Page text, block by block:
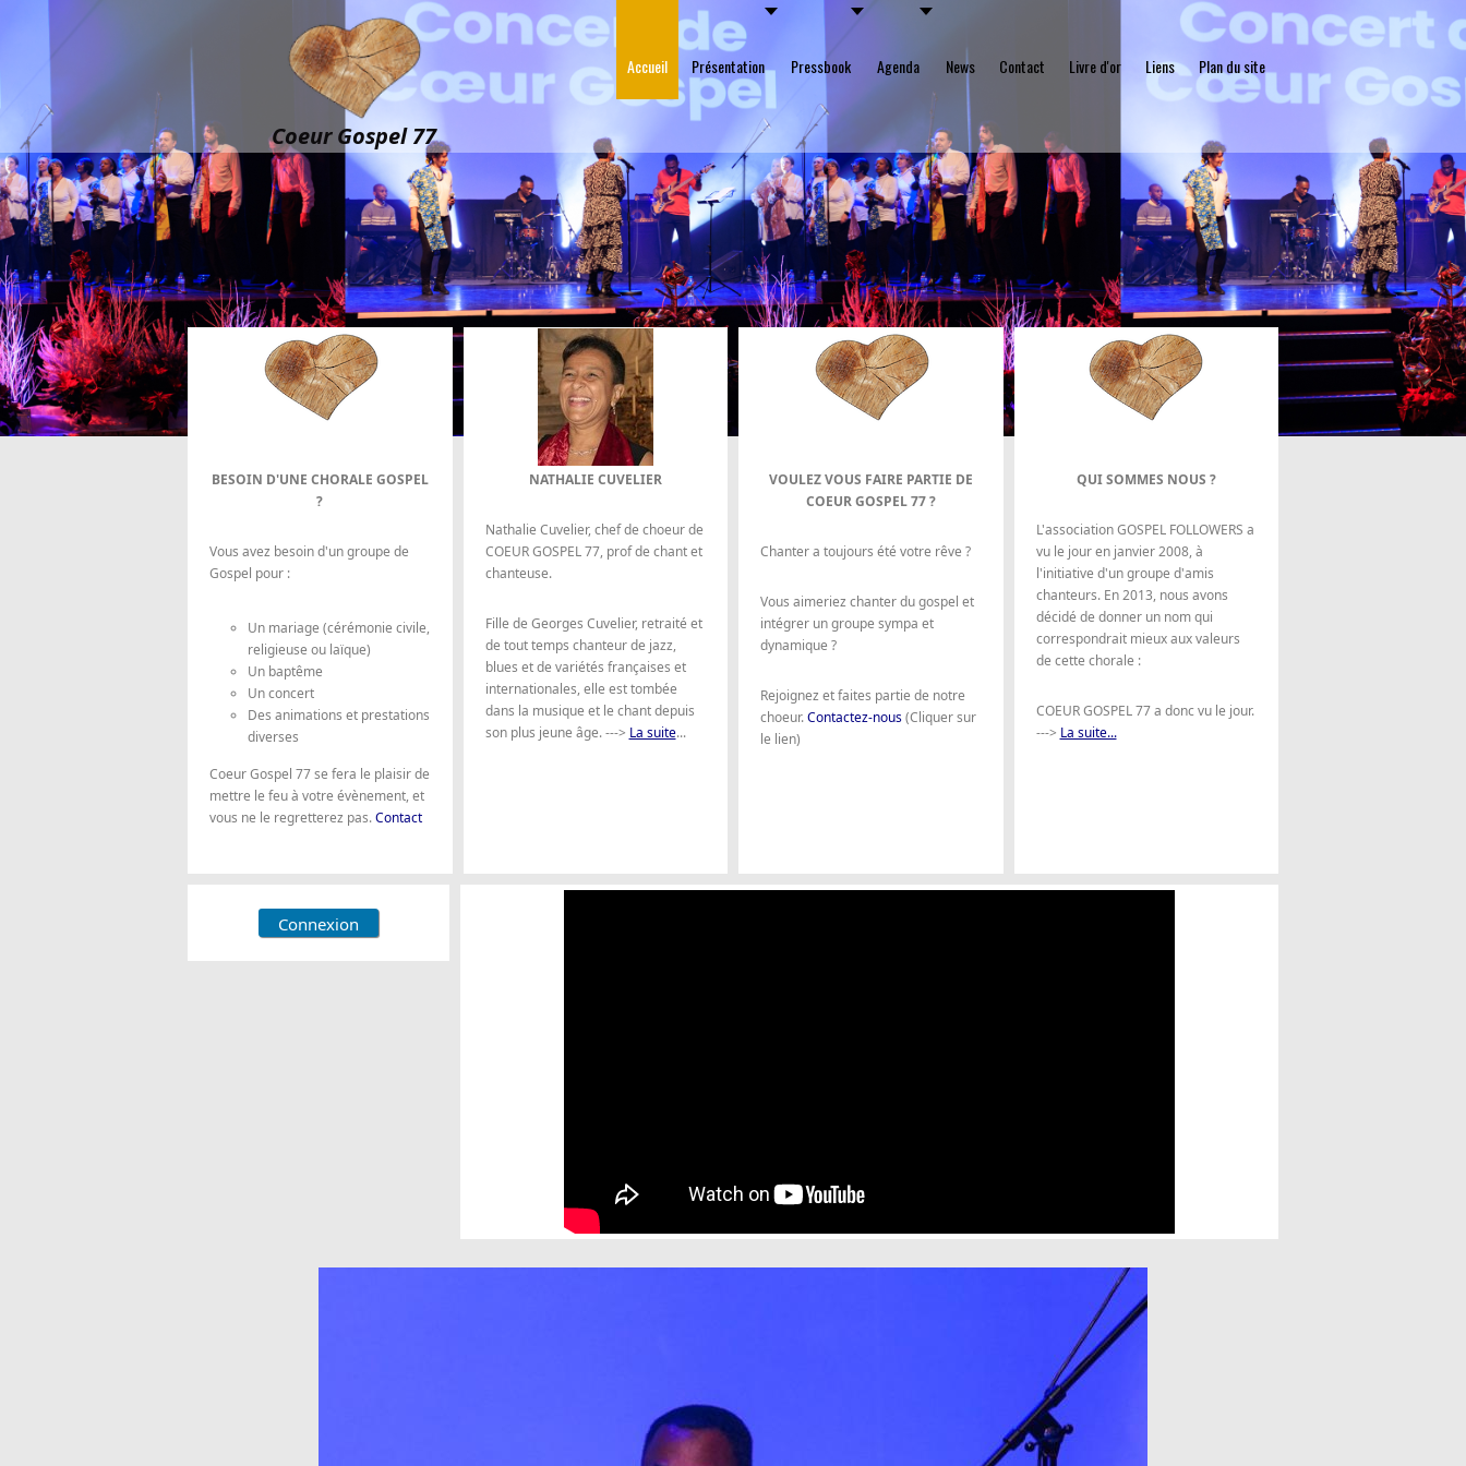
Coeur Gospel 77
Accueil Présentation Pressbook Agenda News Contact Livre d'or Liens Plan du site
BESOIN D'UNE CHORALE GOSPEL
?
Vous avez besoin d'un groupe de
Gospel pour :
Un mariage (cérémonie civile,
religieuse ou laïque)
Un baptême
Un concert
Des animations et prestations
diverses
Coeur Gospel 77 se fera le plaisir de
mettre le feu à votre évènement, et
vous ne le regretterez pas.Contact
NATHALIE CUVELIER
Nathalie Cuvelier, chef de choeur de
COEUR GOSPEL 77, prof de chant et
chanteuse.
Fille de Georges Cuvelier, retraité et
de tout temps chanteur de jazz,
blues et de variétés françaises et
internationales, elle est tombée
dans la musique et le chant depuis
son plus jeune âge. ---> La suite...
VOULEZ VOUS FAIRE PARTIE DE
COEUR GOSPEL 77 ?
Chanter a toujours été votre rêve ?
Vous aimeriez chanter du gospel et
intégrer un groupe sympa et
dynamique ?
Rejoignez et faites partie de notre
choeur.Contactez-nous(Cliquer sur
le lien)
QUI SOMMES NOUS ?
L'association GOSPEL FOLLOWERS a
vu le jour en janvier 2008, à
l'initiative d'un groupe d'amis
chanteurs. En 2013, nous avons
décidé de donner un nom qui
correspondrait mieux aux valeurs
de cette chorale :
COEUR GOSPEL 77 a donc vu le jour.
---> La suite...
Connexion